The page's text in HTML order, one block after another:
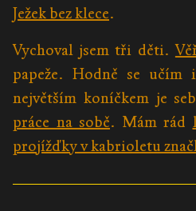
Ježek bez klece.
Vychoval jsem tři děti.
papeže. Hodně se
největším koníčkem je
práce na sobě. Mám rád
projížďky v kabrioletu